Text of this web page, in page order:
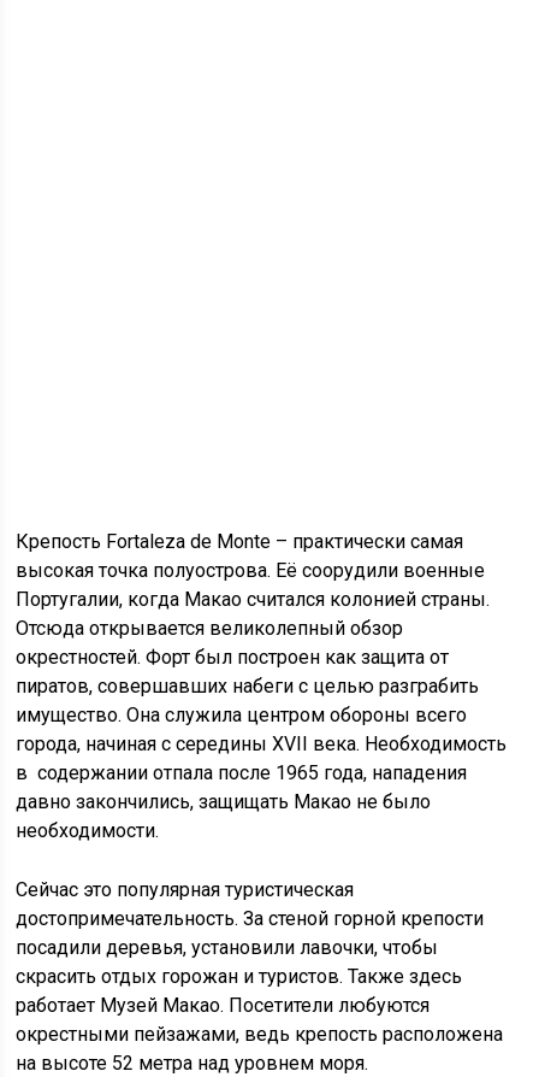
Крепость Fortaleza de Monte – практически самая
высокая точка полуострова. Её соорудили военные
Португалии, когда Макао считался колонией страны.
Отсюда открывается великолепный обзор
окрестностей. Форт был построен как защита от
пиратов, совершавших набеги с целью разграбить
имущество. Она служила центром обороны всего
города, начиная с середины XVII века. Необходимость
в содержании отпала после 1965 года, нападения
давно закончились, защищать Макао не было
необходимости.
Сейчас это популярная туристическая
достопримечательность. За стеной горной крепости
посадили деревья, установили лавочки, чтобы
скрасить отдых горожан и туристов. Также здесь
работает Музей Макао. Посетители любуются
окрестными пейзажами, ведь крепость расположена
на высоте 52 метра над уровнем моря.